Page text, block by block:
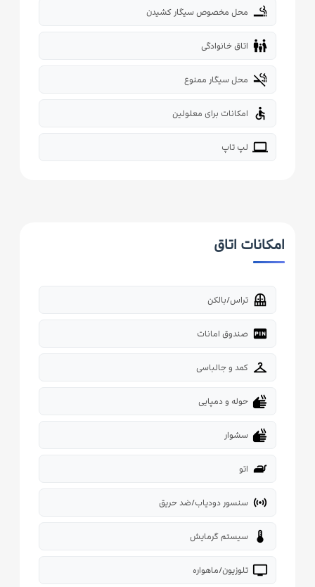
smoking_rooms محل مخصوص سیگار کشیدن
family_restroom اتاق خانوادگی
smoke_free محل سیگار ممنوع
accessible امکانات برای معلولین
laptop لپ تاپ
امکانات اتاق
balcony تراس/بالکن
fiber_pin صندوق امانات
checkroom کمد و جالباسی
dry حوله و دمپایی
dry سشوار
iron اتو
sensors سنسور دودیاب/ضد حریق
thermostat سیستم گرمایش
tv تلوزیون/ماهواره